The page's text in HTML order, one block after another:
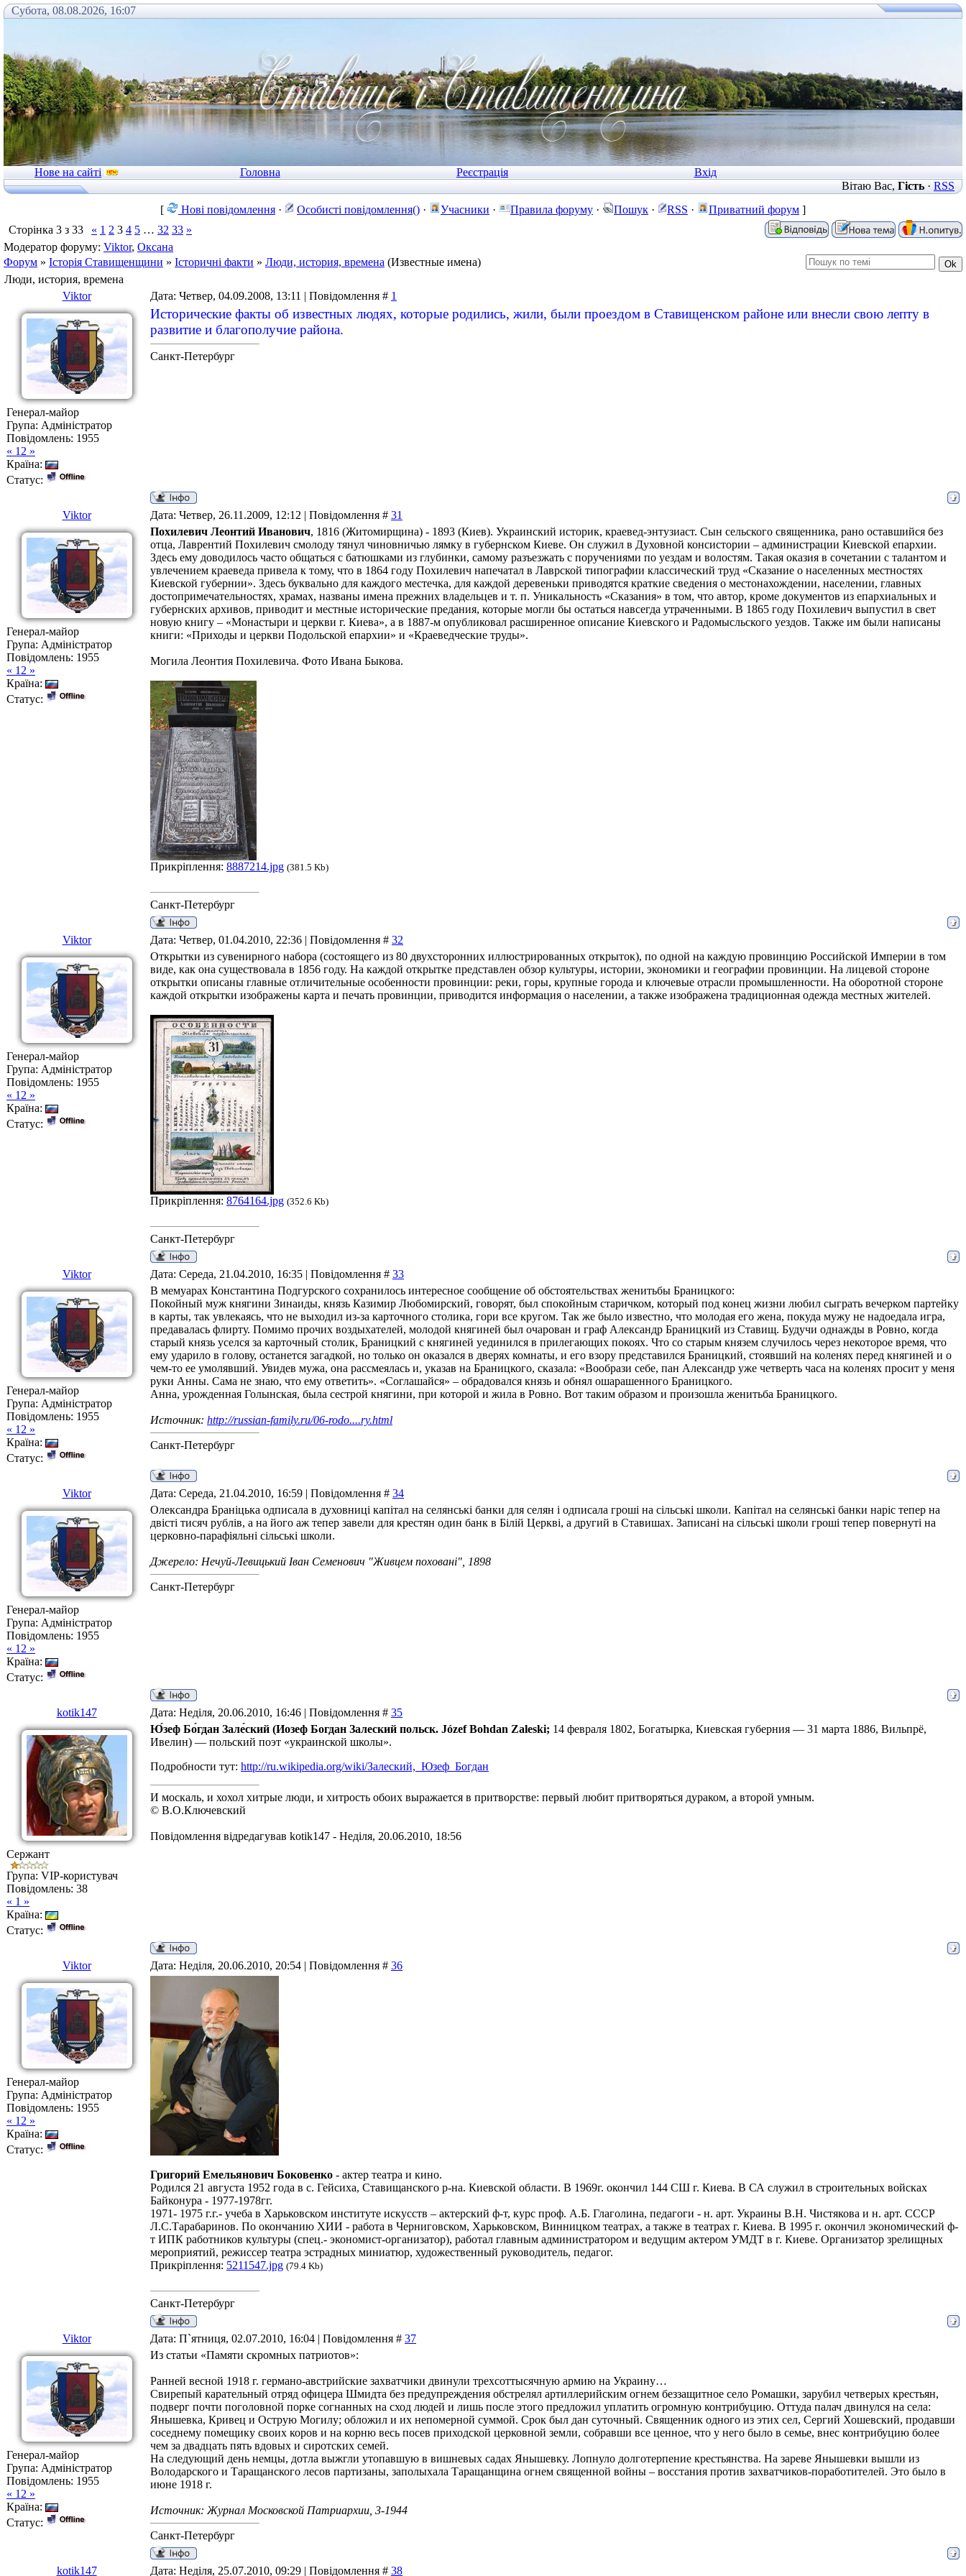
Субота, 08.08.2026, 16:07
Нове на сайті Головна Реєстрація
Вхід
Вітаю Вас, Гість· RSS
[
Нові повідомлення · Особисті повідомлення() · Учасники · Правила форуму · Пошук · RSS · Приватний форум ]
Сторінка 3 з 33 « 1 2 3 4 5 … 32 33 »
Модератор форуму: Viktor, Оксана
Форум » Історія Ставищенщини » Історичні факти » Люди, история, времена (Известные имена)
Люди, история, времена
Viktor
Дата: Четвер, 04.09.2008, 13:11 | Повідомлення # 1
Генерал-майор
Група: Адміністратор
Повідомлень: 1955
« 12 »
Країна:
Статус:
Исторические факты об известных людях, которые родились, жили, были проездом в Ставищенском районе или внесли свою лепту в
развитие и благополучие района.
Санкт-Петербург
Viktor Дата: Четвер, 26.11.2009, 12:12 | Повідомлення # 31
Генерал-майор
Група: Адміністратор
Повідомлень: 1955
« 12 »
Країна:
Статус:
Похилевич Леонтий Иванович, 1816 (Житомирщина) - 1893 (Киев). Украинский историк, краевед-энтузиаст. Сын сельского священника, рано оставшийся без
отца, Лаврентий Похилевич смолоду тянул чиновничью лямку в губернском Киеве. Он служил в Духовной консистории – администрации Киевской епархии.
Здесь ему доводилось часто общаться с батюшками из глубинки, самому разъезжать с поручениями по уездам и волостям. Такая оказия в сочетании с талантом и
увлечением краеведа привела к тому, что в 1864 году Похилевич напечатал в Лаврской типографии классический труд «Сказание о населенных местностях
Киевской губернии». Здесь буквально для каждого местечка, для каждой деревеньки приводятся краткие сведения о местонахождении, населении, главных
достопримечательностях, храмах, названы имена прежних владельцев и т. п. Уникальность «Сказания» в том, что автор, кроме документов из епархиальных и
губернских архивов, приводит и местные исторические предания, которые могли бы остаться навсегда утраченными. В 1865 году Похилевич выпустил в свет
новую книгу – «Монастыри и церкви г. Киева», а в 1887-м опубликовал расширенное описание Киевского и Радомысльского уездов. Также им были написаны
книги: «Приходы и церкви Подольской епархии» и «Краеведческие труды».
Могила Леонтия Похилевича. Фото Ивана Быкова.
Прикріплення: 8887214.jpg (381.5 Kb)
Санкт-Петербург
Viktor Дата: Четвер, 01.04.2010, 22:36 | Повідомлення # 32
Генерал-майор
Група: Адміністратор
Повідомлень: 1955
« 12 »
Країна:
Статус:
Открытки из сувенирного набора (состоящего из 80 двухсторонних иллюстрированных открыток), по одной на каждую провинцию Российской Империи в том
виде, как она существовала в 1856 году. На каждой открытке представлен обзор культуры, истории, экономики и географии провинции. На лицевой стороне
открытки описаны главные отличительные особенности провинции: реки, горы, крупные города и ключевые отрасли промышленности. На оборотной стороне
каждой открытки изображены карта и печать провинции, приводится информация о населении, а также изображена традиционная одежда местных жителей.
Прикріплення: 8764164.jpg (352.6 Kb)
Санкт-Петербург
Viktor Дата: Середа, 21.04.2010, 16:35 | Повідомлення # 33
Генерал-майор
Група: Адміністратор
Повідомлень: 1955
« 12 »
Країна:
Статус:
В мемуарах Константина Подгурского сохранилось интересное сообщение об обстоятельствах женитьбы Браницкого:
Покойный муж княгини Зинаиды, князь Казимир Любомирский, говорят, был спокойным старичком, который под конец жизни любил сыграть вечерком партейку
в карты, так увлекаясь, что не выходил из-за карточного столика, гори все кругом. Так же было известно, что молодая его жена, покуда мужу не надоедала игра,
предавалась флирту. Помимо прочих воздыхателей, молодой княгиней был очарован и граф Александр Браницкий из Ставищ. Будучи однажды в Ровно, когда
старый князь уселся за карточный столик, Браницкий с княгиней уединился в прилегающих покоях. Что со старым князем случилось через некоторое время, что
ему ударило в голову, останется загадкой, но только он оказался в дверях комнаты, и его взору представился Браницкий, стоявший на коленях перед княгиней и о
чем-то ее умолявший. Увидев мужа, она рассмеялась и, указав на Браницкого, сказала: «Вообрази себе, пан Александр уже четверть часа на коленях просит у меня
руки Анны. Сама не знаю, что ему ответить». «Соглашайся» – обрадовался князь и обнял ошарашенного Браницкого.
Анна, урожденная Голынская, была сестрой княгини, при которой и жила в Ровно. Вот таким образом и произошла женитьба Браницкого.
Источник: http://russian-family.ru/06-rodo....ry.html
Санкт-Петербург
Viktor Дата: Середа, 21.04.2010, 16:59 | Повідомлення # 34
Генерал-майор
Група: Адміністратор
Повідомлень: 1955
« 12 »
Країна:
Статус:
Олександра Браніцька одписала в духовниці капітал на селянські банки для селян і одписала гроші на сільські школи. Капітал на селянські банки наріс тепер на
двісті тисяч рублів, а на його аж тепер завели для крестян один банк в Білій Церкві, а другий в Ставишах. Записані на сільські школи гроші тепер повернуті на
церковно-парафіяльні сільські школи.
Джерело: Нечуй-Левицький Іван Семенович "Живцем поховані", 1898
Санкт-Петербург
kotik147 Дата: Неділя, 20.06.2010, 16:46 | Повідомлення # 35
Сержант
Група: VIP-користувач
Повідомлень: 38
« 1 »
Країна:
Статус:
Ю́зеф Бо́гдан Зале́ский (Иозеф Богдан Залеский польск. Józef Bohdan Zaleski; 14 февраля 1802, Богатырка, Киевская губерния — 31 марта 1886, Вильпрё,
Ивелин) — польский поэт «украинской школы».
Подробности тут: http://ru.wikipedia.org/wiki/Залеский,_Юзеф_Богдан
И москаль, и хохол хитрые люди, и хитрость обоих выражается в притворстве: первый любит притворяться дураком, а второй умным.
© В.О.Ключевский
Повідомлення відредагував kotik147 - Неділя, 20.06.2010, 18:56
Viktor Дата: Неділя, 20.06.2010, 20:54 | Повідомлення # 36
Генерал-майор
Група: Адміністратор
Повідомлень: 1955
« 12 »
Країна:
Статус:
Григорий Емельянович Боковенко - актер театра и кино.
Родился 21 августа 1952 года в с. Гейсиха, Ставищанского р-на. Киевской области. В 1969г. окончил 144 СШ г. Киева. В СА служил в строительных войсках
Байконура - 1977-1978гг.
1971- 1975 г.г.- учеба в Харьковском институте искусств – актерский ф-т, курс проф. А.Б. Глаголина, педагоги - н. арт. Украины В.Н. Чистякова и н. арт. СССР
Л.С.Тарабаринов. По окончанию ХИИ - работа в Черниговском, Харьковском, Винницком театрах, а также в театрах г. Киева. В 1995 г. окончил экономический ф-
т ИПК работников культуры (спец.- экономист-организатор), работал главным администратором и ведущим актером УМДТ в г. Киеве. Организатор зрелищных
мероприятий, режиссер театра эстрадных миниатюр, художественный руководитель, педагог.
Прикріплення: 5211547.jpg (79.4 Kb)
Санкт-Петербург
Viktor Дата: П`ятниця, 02.07.2010, 16:04 | Повідомлення # 37
Генерал-майор
Група: Адміністратор
Повідомлень: 1955
« 12 »
Країна:
Статус:
Из статьи «Памяти скромных патриотов»:
Ранней весной 1918 г. германо-австрийские захватчики двинули трехсоттысячную армию на Украину…
Свирепый карательный отряд офицера Шмидта без предупреждения обстрелял артиллерийским огнем беззащитное село Ромашки, зарубил четверых крестьян,
подверг почти поголовной порке согнанных на сход людей и лишь после этого предложил уплатить огромную контрибуцию. Оттуда палач двинулся на села:
Янышевка, Кривец и Острую Могилу; обложил и их непомерной суммой. Срок был дан суточный. Священник одного из этих сел, Сергий Хошевский, продавши
соседнему помещику своих коров и на корню весь посев приходской церковной земли, собравши все ценное, что у него было в семье, внес контрибуцию более
чем за двадцать пять вдовых и сиротских семей.
На следующий день немцы, дотла выжгли утопавшую в вишневых садах Янышевку. Лопнуло долготерпение крестьянства. На зареве Янышевки вышли из
Володарского и Таращанского лесов партизаны, заполыхала Таращанщина огнем священной войны – восстания против захватчиков-поработителей. Это было в
июне 1918 г.
Источник: Журнал Московской Патриархии, 3-1944
Санкт-Петербург
kotik147 Дата: Неділя, 25.07.2010, 09:29 | Повідомлення # 38